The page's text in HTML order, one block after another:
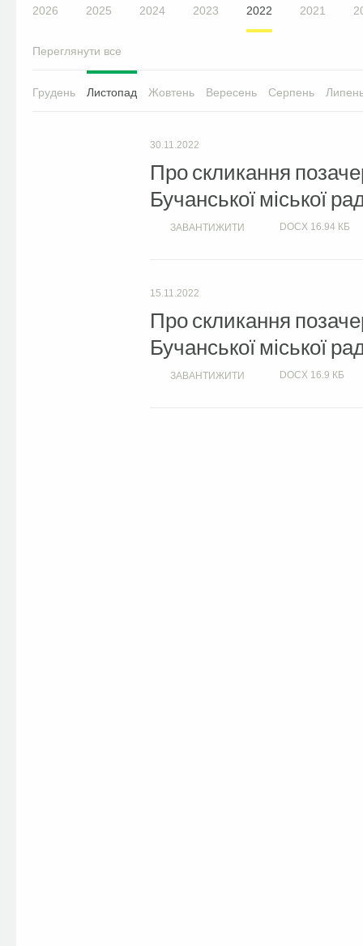
2026 2025 2024 2023 2022 2021
Переглянути все
Грудень Листопад Жовтень Вересень Серпень
30.11.2022
Про скликання
Бучанської міської
ЗАВАНТИЖИТИ DOCX 16.94 КБ
15.11.2022
Про скликання
Бучанської міської
ЗАВАНТИЖИТИ DOCX 16.9 КБ